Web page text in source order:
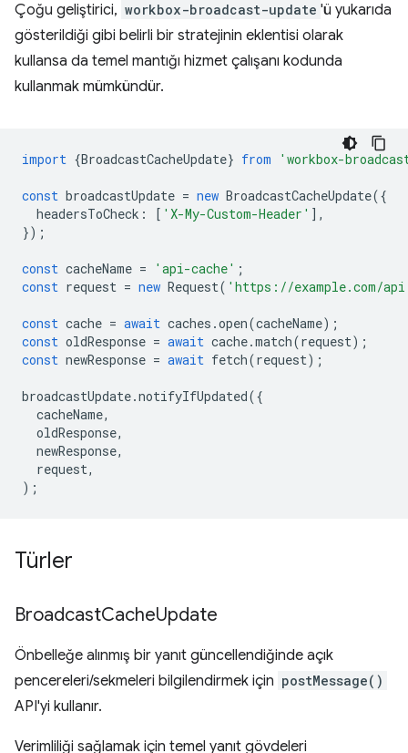
Çoğu geliştirici, workbox-broadcast-update 'ü yukarıda
gösterildiği gibi belirli bir stratejinin eklentisi olarak
kullansa da temel mantığı hizmet çalışanı kodunda
kullanmak mümkündür.
import {BroadcastCacheUpdate} from 'workbox-
const broadcastUpdate = new BroadcastCacheUpdate({
headersToCheck : [ 'X-My-Custom-Header' ],
});
const cacheName = 'api-cache' ;
const request = new Request( 'https://example.com/
const cache = await caches .open(cacheName);
const oldResponse = await cache.match(request);
const newResponse = await fetch(request);
broadcastUpdate.notifyIfUpdated({
cacheName,
oldResponse,
newResponse,
request,
);
Türler
BroadcastCacheUpdate
Önbelleğe alınmış bir yanıt güncellendiğinde açık
pencereleri/sekmeleri bilgilendirmek için postMessage()
API'yi kullanır.
Verimliliği sağlamak için temel yanıt gövdeleri